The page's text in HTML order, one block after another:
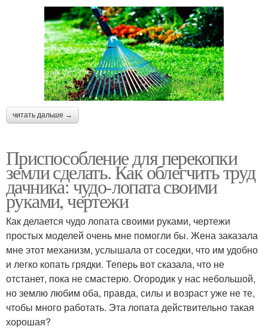
читать дальше →
Приспособление для перекопки
земли сделать. Как облегчить труд
дачника: чудо-лопата своими
руками, чертежи
Как делается чудо лопата своими руками, чертежи
простых моделей очень мне помогли бы. Жена заказала
мне этот механизм, услышала от соседки, что им удобно
и легко копать грядки. Теперь вот сказала, что не
отстанет, пока не смастерю. Огородик у нас небольшой,
но землю любим оба, правда, силы и возраст уже не те,
чтобы много работать. Эта лопата действительно такая
хорошая?